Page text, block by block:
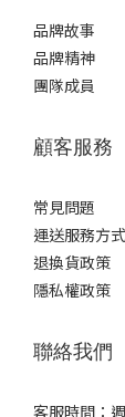
品牌故事
品牌精神
團隊成員
顧客服務
常見問題
運送服務方式
退換貨政策
隱私權政策
聯絡我們
客服時間：